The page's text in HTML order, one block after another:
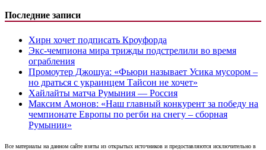
Последние записи
Хирн хочет подписать Кроуфорда
Экс-чемпиона мира трижды подстрелили во время
ограбления
Промоутер Джошуа: «Фьюри называет Усика мусором –
но драться с украинцем Тайсон не хочет»
Хайлайты матча Румыния — Россия
Максим Амонов: «Наш главный конкурент за победу на
чемпионате Европы по регби на снегу – сборная
Румынии»
Все материалы на данном сайте взяты из открытых источников и предоставляются исключительно в